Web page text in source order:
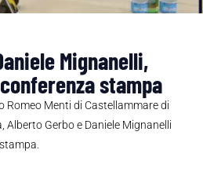
Mignanelli,
stampa
Romeo Menti di Castellammare di
Alberto Gerbo e Daniele Mignanelli